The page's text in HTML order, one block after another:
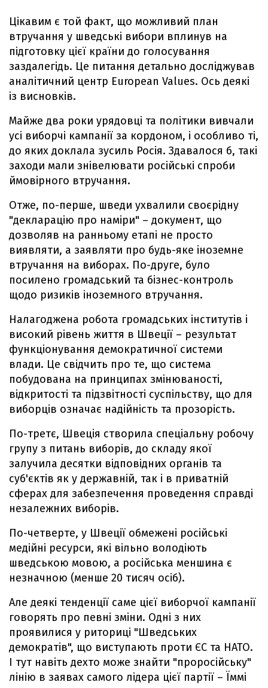
Цікавим є той факт, що можливий план
втручання у шведські вибори вплинув на
підготовку цієї країни до голосування
заздалегідь. Це питання детально досліджував
аналітичний центр European Values. Ось деякі
із висновків.
Майже два роки урядовці та політики вивчали
усі виборчі кампанії за кордоном, і особливо ті,
до яких доклала зусиль Росія. Здавалося б, такі
заходи мали знівелювати російські спроби
ймовірного втручання.
Отже, по-перше, шведи ухвалили своєрідну
"декларацію про наміри" – документ, що
дозволяв на ранньому етапі не просто
виявляти, а заявляти про будь-яке іноземне
втручання на виборах. По-друге, було
посилено громадський та бізнес-контроль
щодо ризиків іноземного втручання.
Налагоджена робота громадських інститутів і
високий рівень життя в Швеції – результат
функціонування демократичної системи
влади. Це свідчить про те, що система
побудована на принципах змінюваності,
відкритості та підзвітності суспільству, що для
виборців означає надійність та прозорість.
По-третє, Швеція створила спеціальну робочу
групу з питань виборів, до складу якої
залучила десятки відповідних органів та
суб'єктів як у державній, так і в приватній
сферах для забезпечення проведення справді
незалежних виборів.
По-четверте, у Швеції обмежені російські
медійні ресурси, які вільно володіють
шведською мовою, а російська меншина є
незначною (менше 20 тисяч осіб).
Але деякі тенденції саме цієї виборчої кампанії
говорять про певні зміни. Одні з них
проявилися у риториці "Шведських
демократів", що виступають проти ЄС та НАТО.
І тут навіть дехто може знайти "проросійську"
лінію в заявах самого лідера цієї партії – Їммі